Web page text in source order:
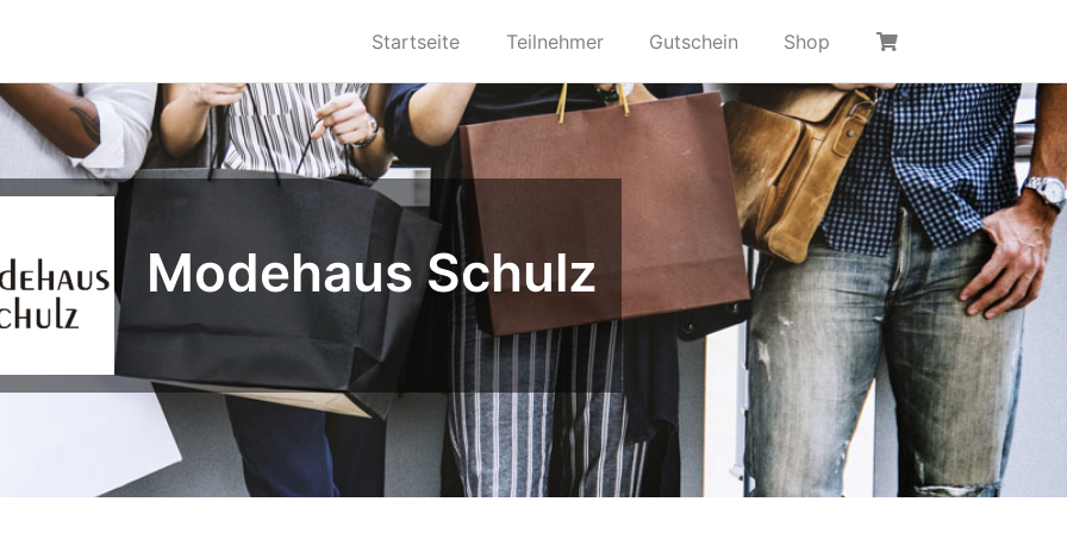
Startseite Teilnehmer Gutschein Shop
Modehaus Schulz